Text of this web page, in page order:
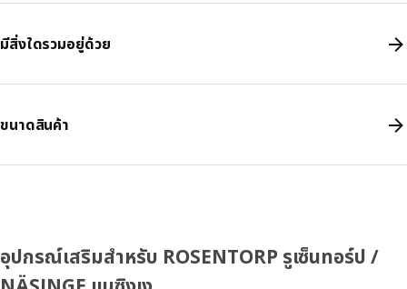
มีสิ่งใดรวมอยู่ด้วย
ขนาดสินค้า
อุปกรณ์เสริมสำหรับ ROSENTORP รูเซ็นทอร์ป /